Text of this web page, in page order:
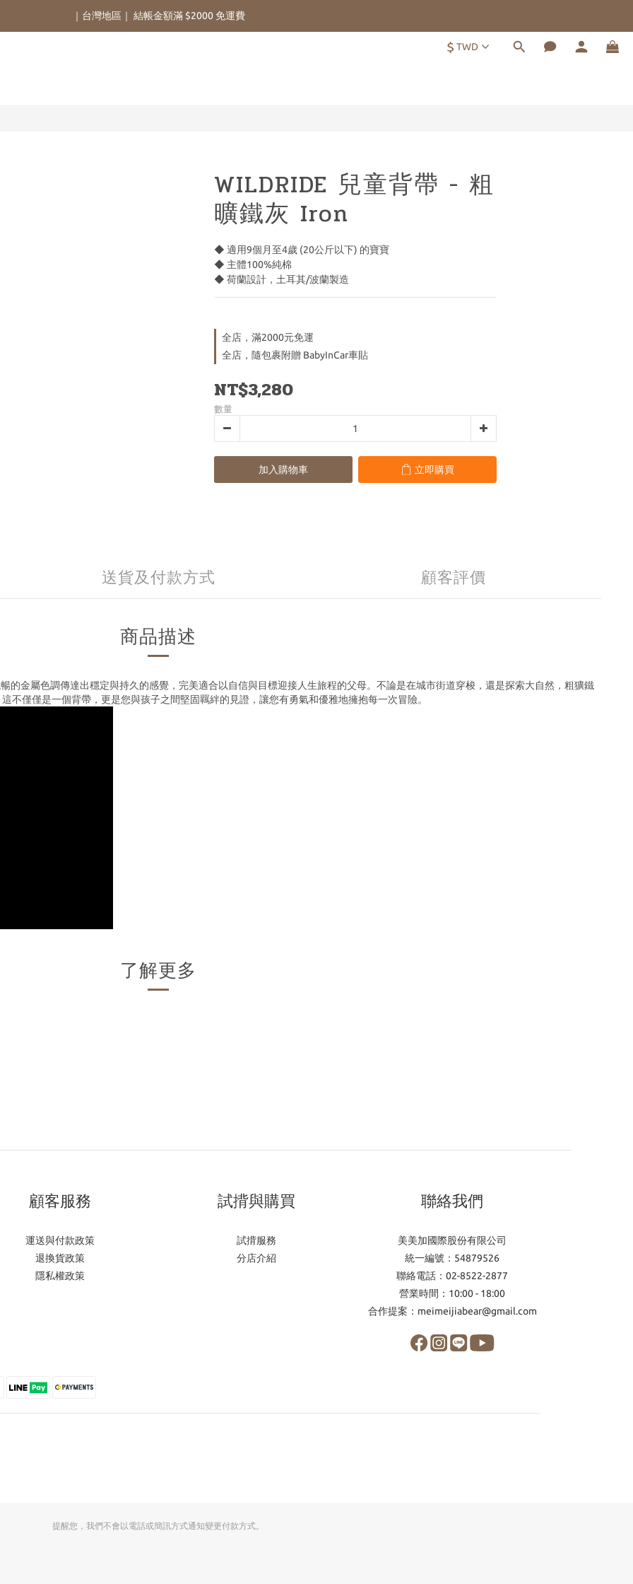
｜台灣地區｜ 結帳金額滿 $2000 免運費
$ TWD
WILDRIDE 兒童背帶 - 粗
曠鐵灰 Iron
◆ 適用9個月至4歲 (20公斤以下) 的寶寶
◆ 主體100%純棉
◆ 荷蘭設計，土耳其/波蘭製造
全店，滿2000元免運
全店，隨包裹附贈 BabyInCar車貼
NT$3,280
數量
加入購物車 立即購買
送貨及付款方式 顧客評價
商品描述
金屬色調傳達出穩定與持久的感覺，完美適合以自信與目標迎接人生旅程的父母。不論是在城市街道穿梭，還是探索大自然，粗獷鐵
不僅僅是一個背帶，更是您與孩子之間堅固羈絆的見證，讓您有勇氣和優雅地擁抱每一次冒險。
了解更多
立即購買
顧客服務
運送與付款政策
退換貨政策
隱私權政策
試揹與購買
試揹服務
分店介紹
聯絡我們
美美加國際股份有限公司
統一編號：54879526
聯絡電話：02-8522-2877
營業時間：10:00 - 18:00
合作提案：meimeijiabear@gmail.com
提醒您，我們不會以電話或簡訊方式通知變更付款方式。